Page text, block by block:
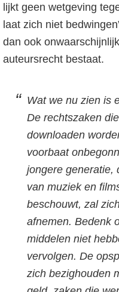
lijkt geen wetgeving
laat zich niet
dan ook
auteursrecht bestaat.
Wat we nu zien is
De rechtszaken
downloaden
voorbaat
jongere generatie,
van muziek en
beschouwt, zal
afnemen. Bedenk
middelen niet
vervolgen. De
zich bezighouden